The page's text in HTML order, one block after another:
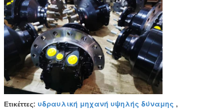
Ετικέττες: υδραυλική μηχανή υψηλής δύναμης ,